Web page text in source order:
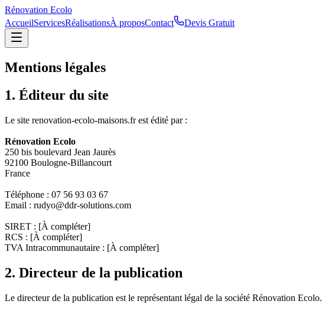
Rénovation Ecolo
AccueilServicesRéalisationsÀ proposContact Devis Gratuit
Mentions légales
1. Éditeur du site
Le site renovation-ecolo-maisons.fr est édité par :
Rénovation Ecolo
250 bis boulevard Jean Jaurès
92100 Boulogne-Billancourt
France
Téléphone : 07 56 93 03 67
Email : rudyo@ddr-solutions.com
SIRET : [À compléter]
RCS : [À compléter]
TVA Intracommunautaire : [À compléter]
2. Directeur de la publication
Le directeur de la publication est le représentant légal de la société Rénovation Ecolo.